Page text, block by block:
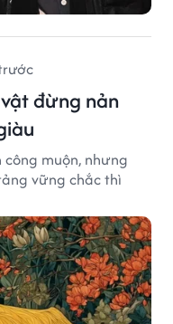
đừng nản
muộn, nhưng
vững chắc thì